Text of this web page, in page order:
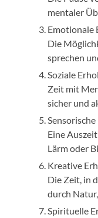
mentaler
Emotionale
Die
sprechen
Soziale
Zeit mit
sicher und
Eine
Lärm oder
Kreative
Die Zeit, in
durch
Spirituelle